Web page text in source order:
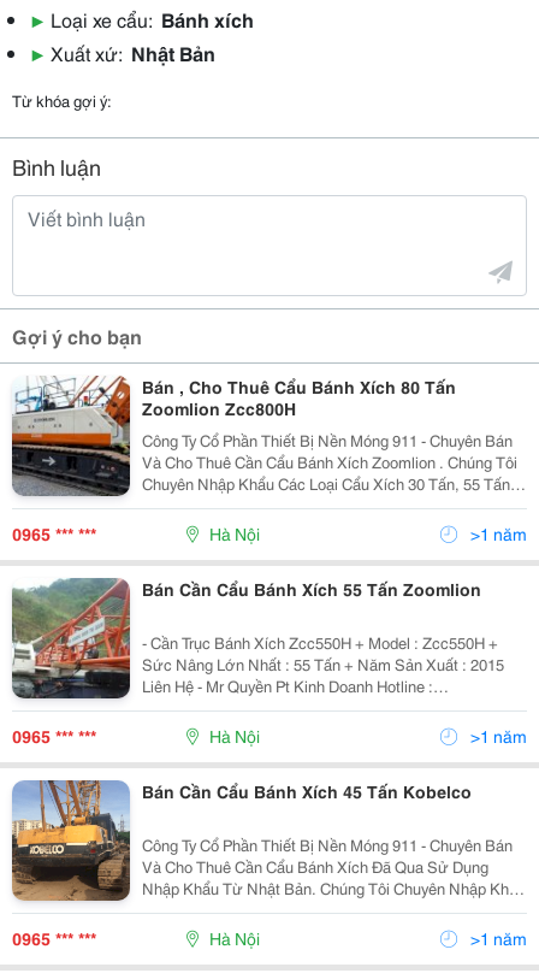
▶ Loại xe cẩu: Bánh xích
▶ Xuất xứ: Nhật Bản
Từ khóa gợi ý:
Bình luận
Gợi ý cho bạn
Bán , Cho Thuê Cẩu Bánh Xích 80 Tấn
Zoomlion Zcc800H
Công Ty Cổ Phần Thiết Bị Nền Móng 911 - Chuyên Bán
Và Cho Thuê Cần Cẩu Bánh Xích Zoomlion . Chúng Tôi
Chuyên Nhập Khẩu Các Loại Cẩu Xích 30 Tấn, 55 Tấn,
60 Tấn , 70 Tấn, 75 Tấn, 80 Tấn, 100 Tấn, 110 Tấn, 150
Tấn, 200 Tấn, 250 Tấn Để Bán Và Cho Thuê.
0965 *** *** Hà Nội >1 năm
Bán Cần Cẩu Bánh Xích 55 Tấn Zoomlion
- Cần Trục Bánh Xích Zcc550H + Model : Zcc550H +
Sức Nâng Lớn Nhất : 55 Tấn + Năm Sản Xuất : 2015
Liên Hệ - Mr Quyền Pt Kinh Doanh Hotline :
0965.123.911 &Ndash; 09.888.307.46 Website :
0965 *** *** Hà Nội >1 năm
Bán Cần Cẩu Bánh Xích 45 Tấn Kobelco
Công Ty Cổ Phần Thiết Bị Nền Móng 911 - Chuyên Bán
Và Cho Thuê Cần Cẩu Bánh Xích Đã Qua Sử Dụng
Nhập Khẩu Từ Nhật Bản. Chúng Tôi Chuyên Nhập Khẩu
Các Loại Cẩu Xích 30 Tấn, 45 Tấn, 50 Tấn, 55 Tấn, 70
Tấn, 75 Tấn, 80 Tấn, 100 Tấn, 110 Tấn, 150 Tấn, 200
0965 *** *** Hà Nội >1 năm